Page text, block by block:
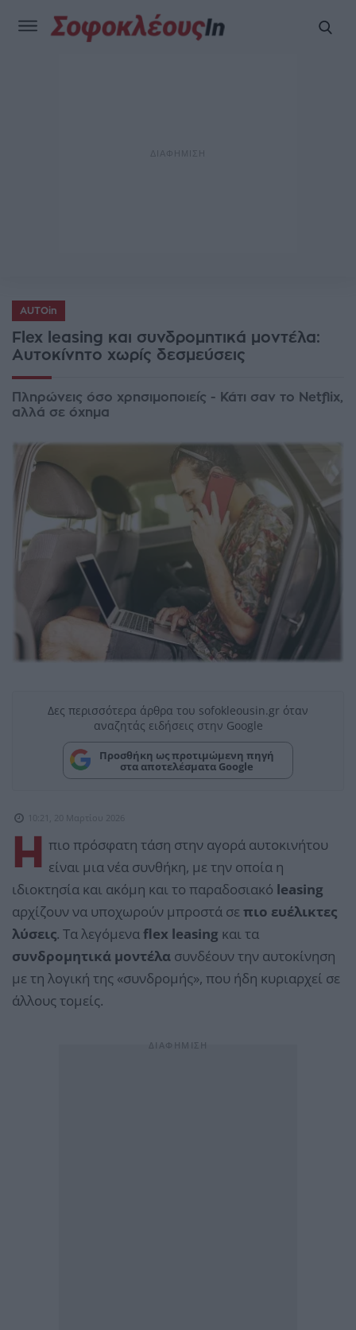
AUTOin
Flex leasing και συνδρομητικά μοντέλα:
Αυτοκίνητο χωρίς δεσμεύσεις
Πληρώνεις όσο χρησιμοποιείς - Κάτι σαν το Netflix,
αλλά σε όχημα
Δες περισσότερα άρθρα του sofokleousin.gr όταν
αναζητάς ειδήσεις στην Google
Προσθήκη ως προτιμώμενη πηγή
στα αποτελέσματα Google
10:21, 20 Μαρτίου 2026
Η
πιο πρόσφατη τάση στην αγορά αυτοκινήτου
είναι μια νέα συνθήκη, με την οποία η
ιδιοκτησία και ακόμη και το παραδοσιακό leasing
αρχίζουν να υποχωρούν μπροστά σε πιο ευέλικτες
λύσεις. Τα λεγόμεναflex leasing και τα
συνδρομητικά μοντέλα συνδέουν την αυτοκίνηση
με τη λογική της «συνδρομής», που ήδη κυριαρχεί σε
άλλους τομείς.